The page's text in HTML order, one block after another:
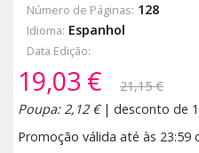
Número de Páginas: 128
Idioma: Espanhol
Data Edição:
19,03 €
21,15 €
Poupa: 2,12 €| desconto de
Promoção válida até às 23:59